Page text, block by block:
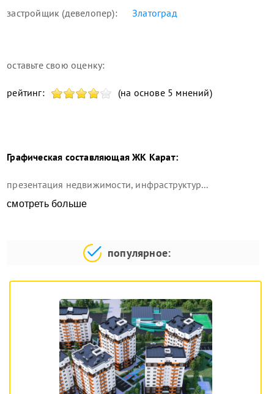
застройщик (девелопер): Златоград
оставьте свою оценку:
рейтинг: (на основе 5 мнений)
Графическая составляющая ЖК Карат:
презентация недвижимости, инфраструктур...
смотреть больше
популярное: